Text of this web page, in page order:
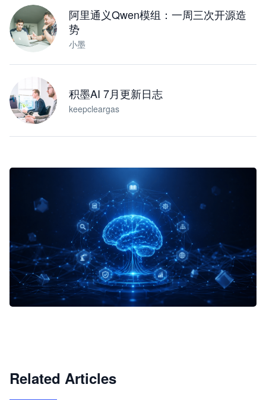
阿里通义Qwen模组：一周三次开源造
势
小墨
积墨AI 7月更新日志
keepcleargas
Related Articles